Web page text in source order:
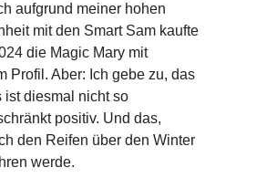
aufgrund meiner hohen
mit den Smart Sam kaufte
die Magic Mary mit
Profil. Aber: Ich gebe zu, das
ist diesmal nicht so
positiv. Und das,
den Reifen über den Winter
werde.